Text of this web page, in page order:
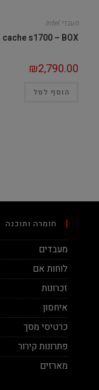
מעבדי Intel
s1700 – BOX
₪2,790.00
הוסף לסל
חומרה ותוכנה
מעבדים
לוחות אם
זכרונות
איחסון
כרטיסי מסך
פתרונות קירור
מארזים